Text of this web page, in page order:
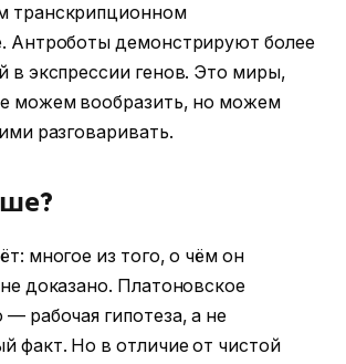
транскрипционном
Антроботы демонстрируют более
в экспрессии генов. Это миры,
можем вообразить, но можем
разговаривать.
многое из того, о чём он
доказано. Платоновское
— рабочая гипотеза, а не
факт. Но в отличие от чистой